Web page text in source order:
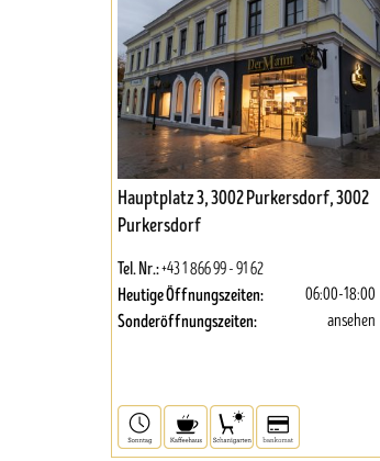
Hauptplatz 3, 3002 Purkersdorf, 3002
Purkersdorf
Tel. Nr.:+43 1 866 99 - 91 62
Heutige Öffnungszeiten: 06:00-18:00
Sonderöffnungszeiten: ansehen